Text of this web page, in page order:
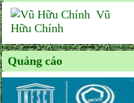
Vũ
Hữu Chính
Quảng cáo